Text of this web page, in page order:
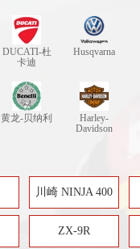
DUCATI-杜
卡迪
Husqvarna
黄龙-贝纳利
Harley-
Davidson
川崎 NINJA 400
ZX-9R